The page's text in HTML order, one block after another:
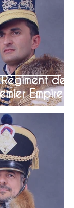
de
Empire